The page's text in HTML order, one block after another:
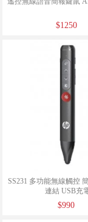
$1250
SS231 多功能無線觸控
連結 USB充
$990